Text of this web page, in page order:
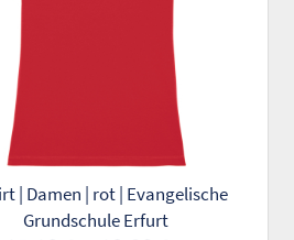
Grundschule Erfurt